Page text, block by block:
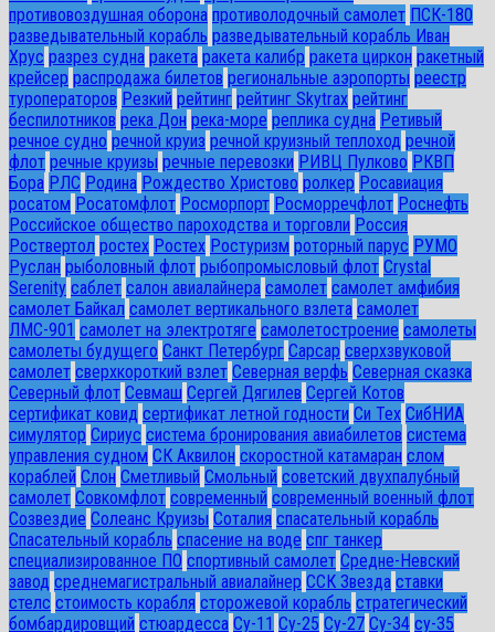
противовоздушная оборона противолодочный самолет ПСК-180
разведывательный корабль разведывательный корабль Иван
Хрус разрез судна ракета ракета калибр ракета циркон ракетный
крейсер распродажа билетов региональные аэропорты реестр
туроператоров Резкий рейтинг рейтинг Skytrax рейтинг
беспилотников река Дон река-море реплика судна Ретивый
речное судно речной круиз речной круизный теплоход речной
флот речные круизы речные перевозки РИВЦ Пулково РКВП
Бора РЛС Родина Рождество Христово ролкер Росавиация
росатом Росатомфлот Росморпорт Росморречфлот Роснефть
Российское общество пароходства и торговли Россия
Роствертол ростех Ростех Ростуризм роторный парус РУМО
Руслан рыболовный флот рыбопромысловый флот Сrystal
Serenity саблет салон авиалайнера самолет самолет амфибия
самолет Байкал самолет вертикального взлета самолет
ЛМС-901 самолет на электротяге самолетостроение самолеты
самолеты будущего Санкт Петербург Сарсар сверхзвуковой
самолет сверхкороткий взлет Северная верфь Северная сказка
Северный флот Севмаш Сергей Дягилев Сергей Котов
сертификат ковид сертификат летной годности Си Тех СибНИА
симулятор Сириус система бронирования авиабилетов система
управления судном СК Аквилон скоростной катамаран слом
кораблей Слон Сметливый Смольный советский двухпалубный
самолет Совкомфлот современный современный военный флот
Созвездие Солеанс Круизы Соталия спасательный корабль
Спасательный корабль спасение на воде спг танкер
специализированное ПО спортивный самолет Средне-Невский
завод среднемагистральный авиалайнер ССК Звезда ставки
стелс стоимость корабля сторожевой корабль стратегический
бомбардировщий стюардесса Су-11 Су-25 Су-27 Су-34 су-35